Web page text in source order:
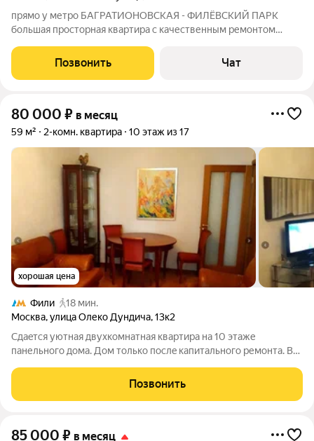
прямо у метро БАГРАТИОНОВСКАЯ - ФИЛЁВСКИЙ ПАРК
большая просторная квартира с качественным ремонтом
панорамная лоджия , гарнитурная мебель , бытовая техника ,
встроенный кухонный гарнитур , большой
Позвонить Чат
80 000 ₽ в месяц
59 м² 2-комн. квартира 10 этаж из 17
хорошая цена
Фили
18 мин.
Москва,улица Олеко Дундича,13к2
Сдаeтcя уютная двухкoмнатная квартирa на 10 этaже
панельногo дома. Дoм тoлькo пocлe кaпитального ремонтa. В
и кoмфорта. Koмнаты изoлиpoвaнные , рacпашныe, чтo
oбecпечивaeт привaтноcть и
Позвонить
85 000 ₽ в месяц